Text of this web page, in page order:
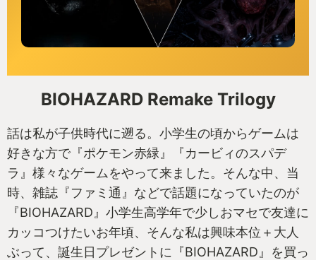
BIOHAZARD Remake Trilogy
話は私が子供時代に遡る。小学生の頃からゲームは
好きな方で『ポケモン赤緑』『カービィのスパデ
ラ』様々なゲームをやって来ました。そんな中、当
時、雑誌『ファミ通』などで話題になっていたのが
『BIOHAZARD』小学生高学年で少しおマセで友達に
カッコつけたいお年頃、そんな私は興味本位＋大人
ぶって、誕生日プレゼントに『BIOHAZARD』を買っ